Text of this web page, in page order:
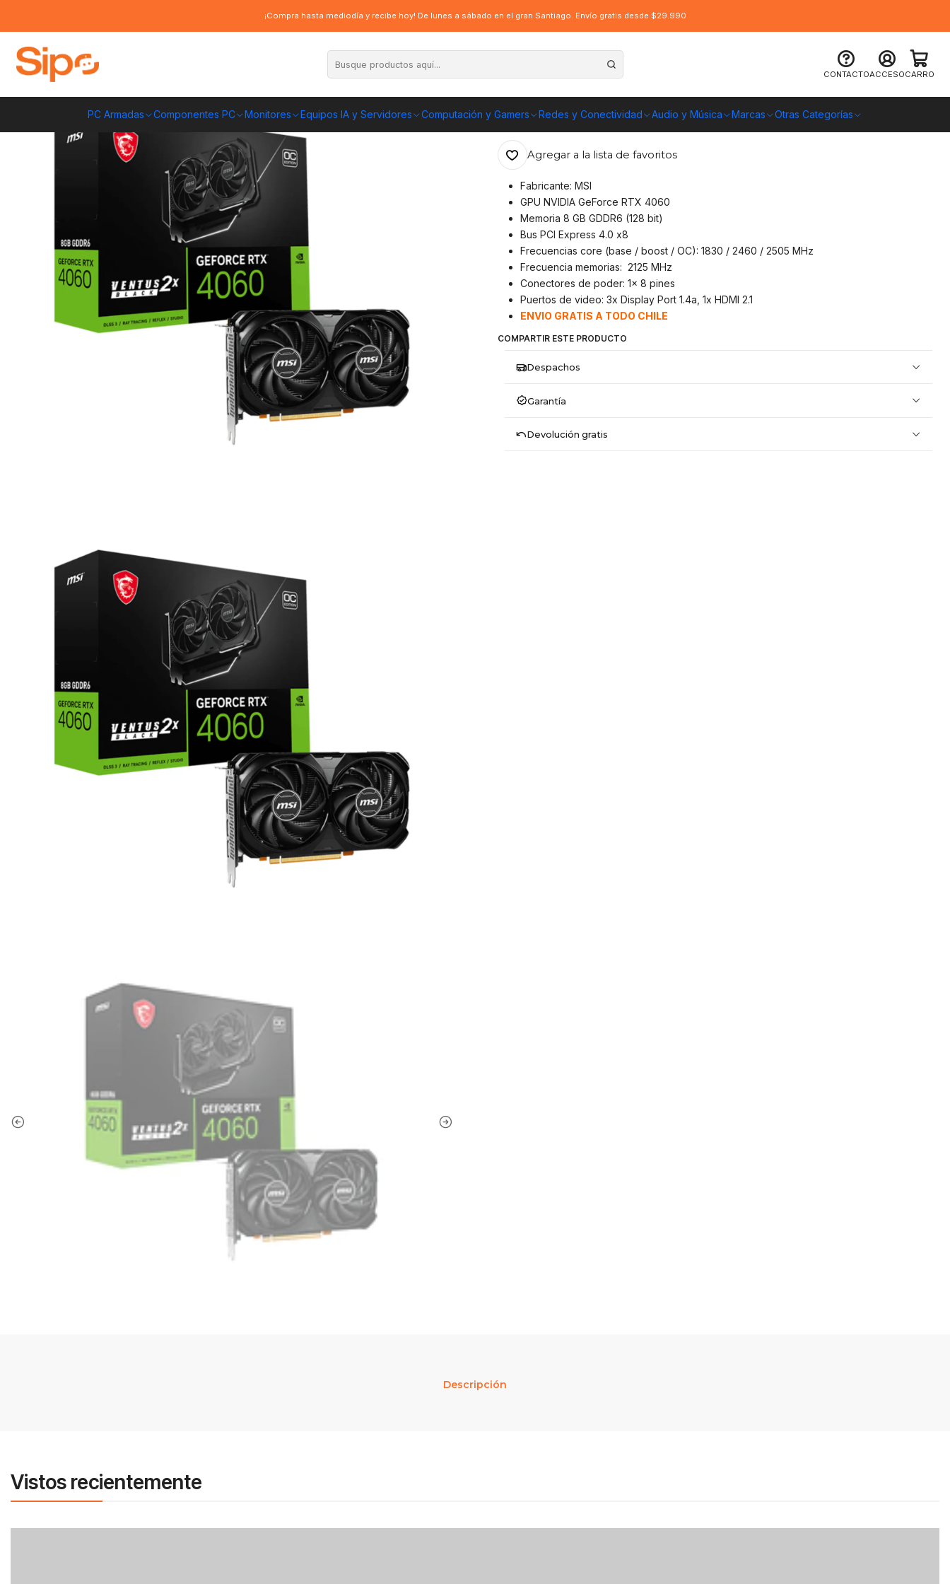
CONTACTOACCESOCARRO
PC Armadas Componentes PC Monitores Equipos IA y Servidores Computación y Gamers Redes y Conectividad Audio y Música Marcas Otras Categorías
¡Compra hasta mediodía y recibe hoy! De lunes a sábado en el gran Santiago. Envío gratis desde $29.990
Tarjeta de Video MSI GeForce RTX 4060 VENTUS 2X OC 8GB GDDR6
Tarjeta de Video MSI GeForce RTX 4060 VENTUS 2X
OC 8GB GDDR6
ENVÍO GRATIS A TODO CHILE
Agregar a la lista de favoritos
Fabricante: MSI
GPU NVIDIA GeForce RTX 4060
Memoria 8 GB GDDR6 (128 bit)
Bus PCI Express 4.0 x8
Frecuencias core (base / boost / OC): 1830 / 2460 / 2505 MHz
Frecuencia memorias: 2125 MHz
Conectores de poder: 1x 8 pines
Puertos de video: 3x Display Port 1.4a, 1x HDMI 2.1
ENVIO GRATIS A TODO CHILE
COMPARTIR ESTE PRODUCTO
Despachos
Garantía
Devolución gratis
Descripción
Vistos recientemente